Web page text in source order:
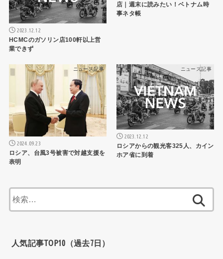
2023.12.12
HCMCのガソリン店100軒以上営
業できず
店｜週末に読みたい！ベトナム時
事ネタ帳
ニュース記事
2024.09.23
ロシア、台風3号被害で対越支援を
表明
ニュース記事
2023.12.12
ロシアからの観光客325人、カイン
ホア省に到着
索:
人気記事TOP10（過去7日）